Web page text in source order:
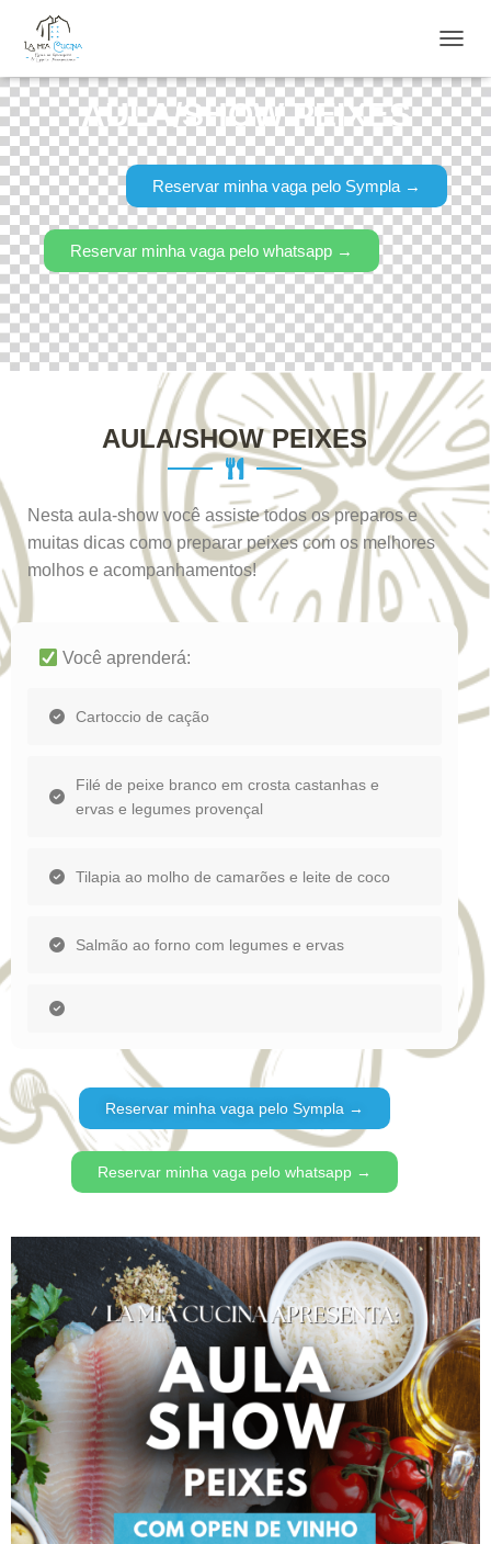
AULA/SHOW PEIXES
Reservar minha vaga pelo Sympla →
Reservar minha vaga pelo whatsapp →
AULA/SHOW PEIXES
Nesta aula-show você assiste todos os preparos e
muitas dicas como preparar peixes com os melhores
molhos e acompanhamentos!
Você aprenderá:
Cartoccio de cação
Filé de peixe branco em crosta castanhas e
ervas e legumes provençal
Tilapia ao molho de camarões e leite de coco
Salmão ao forno com legumes e ervas
Reservar minha vaga pelo Sympla →
Reservar minha vaga pelo whatsapp →